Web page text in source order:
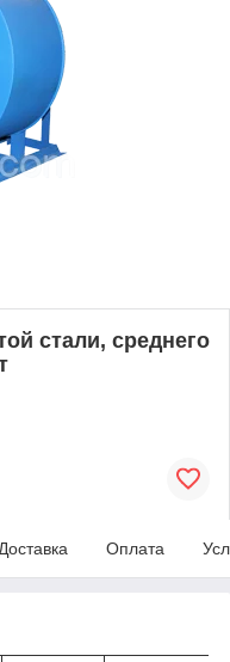
стали, среднего
Доставка Оплата